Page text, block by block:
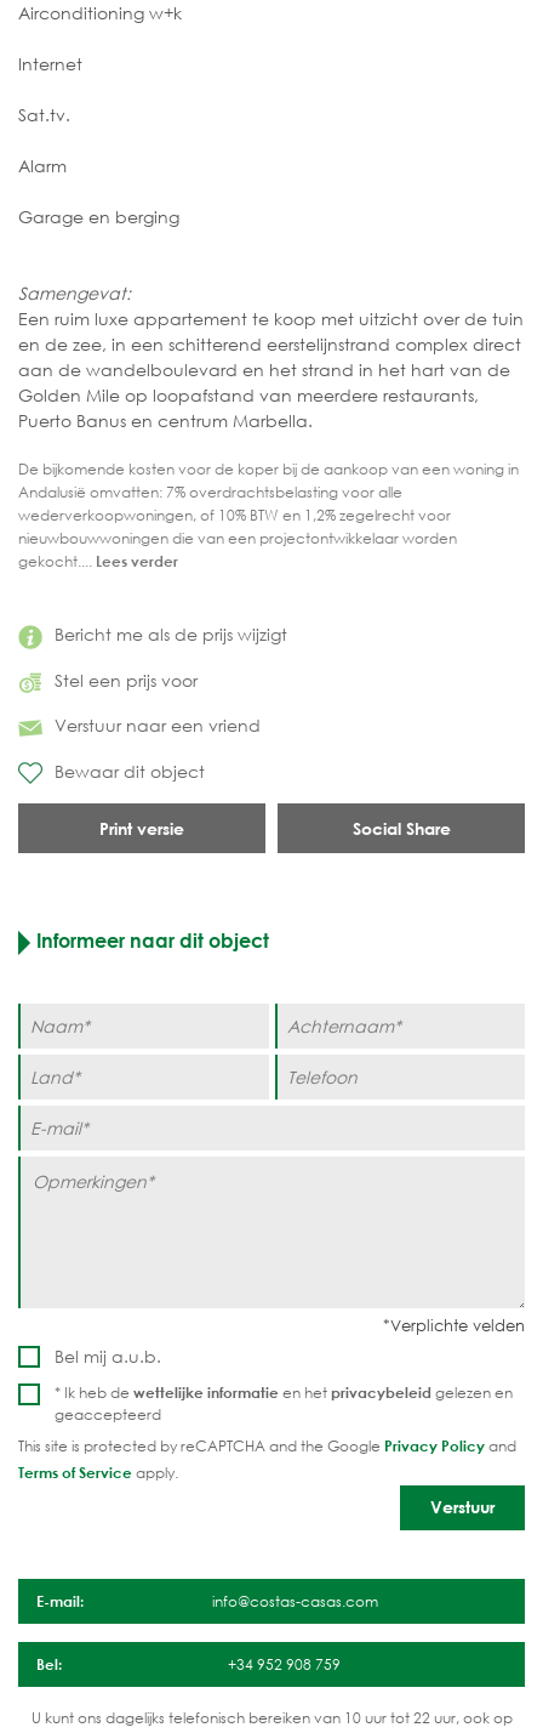
Bericht me als de prijs wijzigt
Stel een prijs voor
Verstuur naar een vriend
Bewaar dit object
Print versie Social Share
Airconditioning w+k
Internet
Sat.tv.
Alarm
Garage en berging
Samengevat:
Een ruim luxe appartement te koop met uitzicht over de tuin
en de zee, in een schitterend eerstelijnstrand complex direct
aan de wandelboulevard en het strand in het hart van de
Golden Mile op loopafstand van meerdere restaurants,
Puerto Banus en centrum Marbella.
De bijkomende kosten voor de koper bij de aankoop van een woning in
Andalusië omvatten: 7% overdrachtsbelasting voor alle
wederverkoopwoningen, of 10% BTW en 1,2% zegelrecht voor
nieuwbouwwoningen die van een projectontwikkelaar worden
gekocht.... Lees verder
Informeer naar dit object
Bel mij a.u.b.
* Ik heb de wettelijke informatie en hetprivacybeleid gelezen en
geaccepteerd
This site is protected by reCAPTCHA and the Google Privacy Policyand
Terms of Serviceapply.
E-mail: info@costas-casas.com
Bel: +34 952 908 759
U kunt ons dagelijks telefonisch bereiken van 10 uur tot 22 uur, ook op